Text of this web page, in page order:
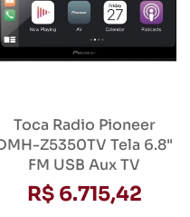
Toca Radio Pioneer
Z5350TV Tela 6.8"
FM USB Aux TV
R$ 6.715,42